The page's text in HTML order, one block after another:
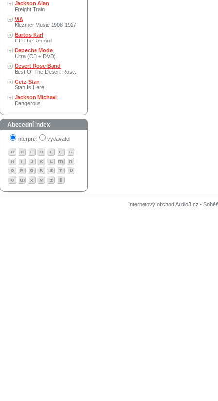
Jackson Alan
Freight Train
V/A
Klezmer Music 1908-1927
Bartos Karl
Off The Record
Depeche Mode
Ultra (CD + DVD)
Desert Rose Band
Best Of The Desert Rose..
Getz Stan
Stan Is Here
Jackson Michael
Dangerous
Abecední index
interpret vydavatel
Internetový obchod Audio3.cz -